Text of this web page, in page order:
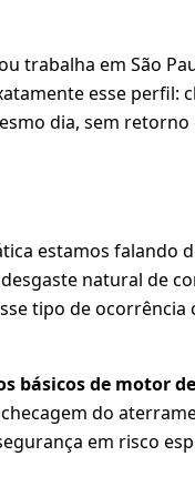
trabalha em São
esse perfil:
dia, sem retorno
estamos falando
natural de
tipo de
básicos de motor
do
em risco